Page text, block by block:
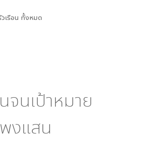
เรือน ทั้งหมด
นเป้าหมาย
งแสน